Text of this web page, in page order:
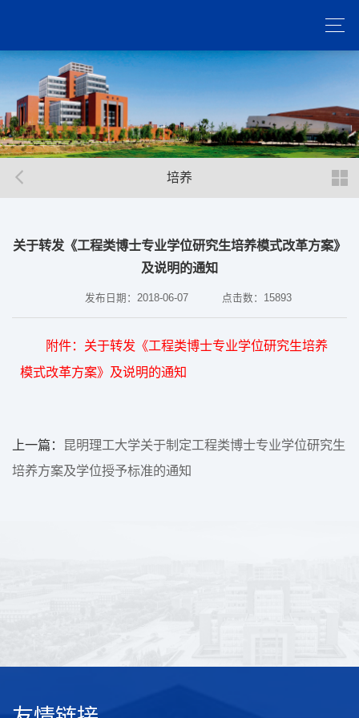
培养
关于转发《工程类博士专业学位研究生培养模式改革方案》
及说明的通知
发布日期：2018-06-07 点击数： 15893
附件：关于转发《工程类博士专业学位研究生培养
模式改革方案》及说明的通知
上一篇：
昆明理工大学关于制定工程类博士专业学位研究生
培养方案及学位授予标准的通知